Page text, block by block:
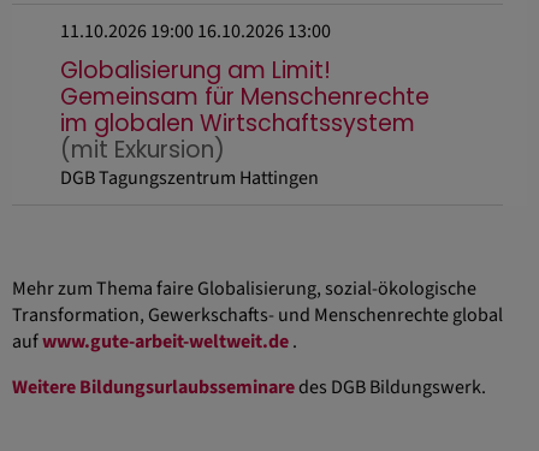
11.10.2026 19:0016.10.2026 13:00
Globalisierung am Limit!
Gemeinsam für Menschenrechte
im globalen Wirtschaftssystem
(mit Exkursion)
DGB Tagungszentrum Hattingen
Mehr zum Thema faire Globalisierung, sozial-ökologische
Transformation, Gewerkschafts- und Menschenrechte global
aufwww.gute-arbeit-weltweit.de.
Weitere Bildungsurlaubsseminaredes DGB Bildungswerk.